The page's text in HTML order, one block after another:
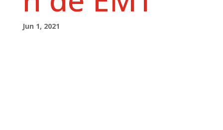
Jun 1, 2021